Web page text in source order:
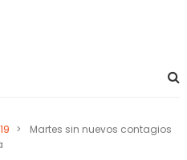
>
Martes sin nuevos contagios